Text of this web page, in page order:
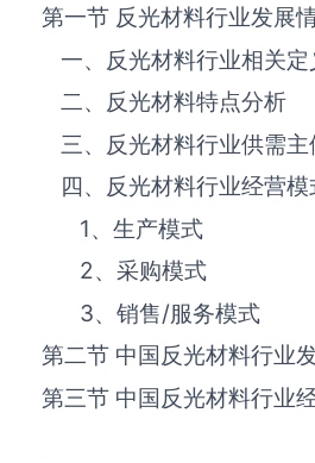
第一节 反光材料‌‌‌行业发展
一、反光材料‌‌‌行业相关定
二、反光材料‌‌‌特点分析
三、反光材料‌‌‌行业供需主
四、反光材料‌‌‌行业经营模
1、生产模式
2、采购模式
3、销售/服务模式
第二节 中国反光材料‌‌‌行业
第三节 中国反光材料行业